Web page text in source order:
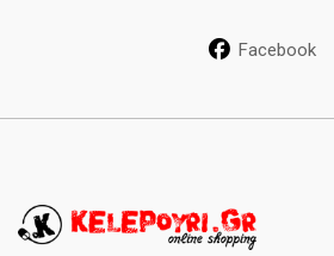
Facebook